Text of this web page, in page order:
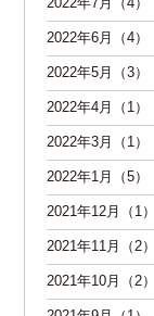
2022年6月（4）
2022年5月（3）
2022年4月（1）
2022年3月（1）
2022年1月（5）
2021年12月（1）
2021年11月（2）
2021年10月（2）